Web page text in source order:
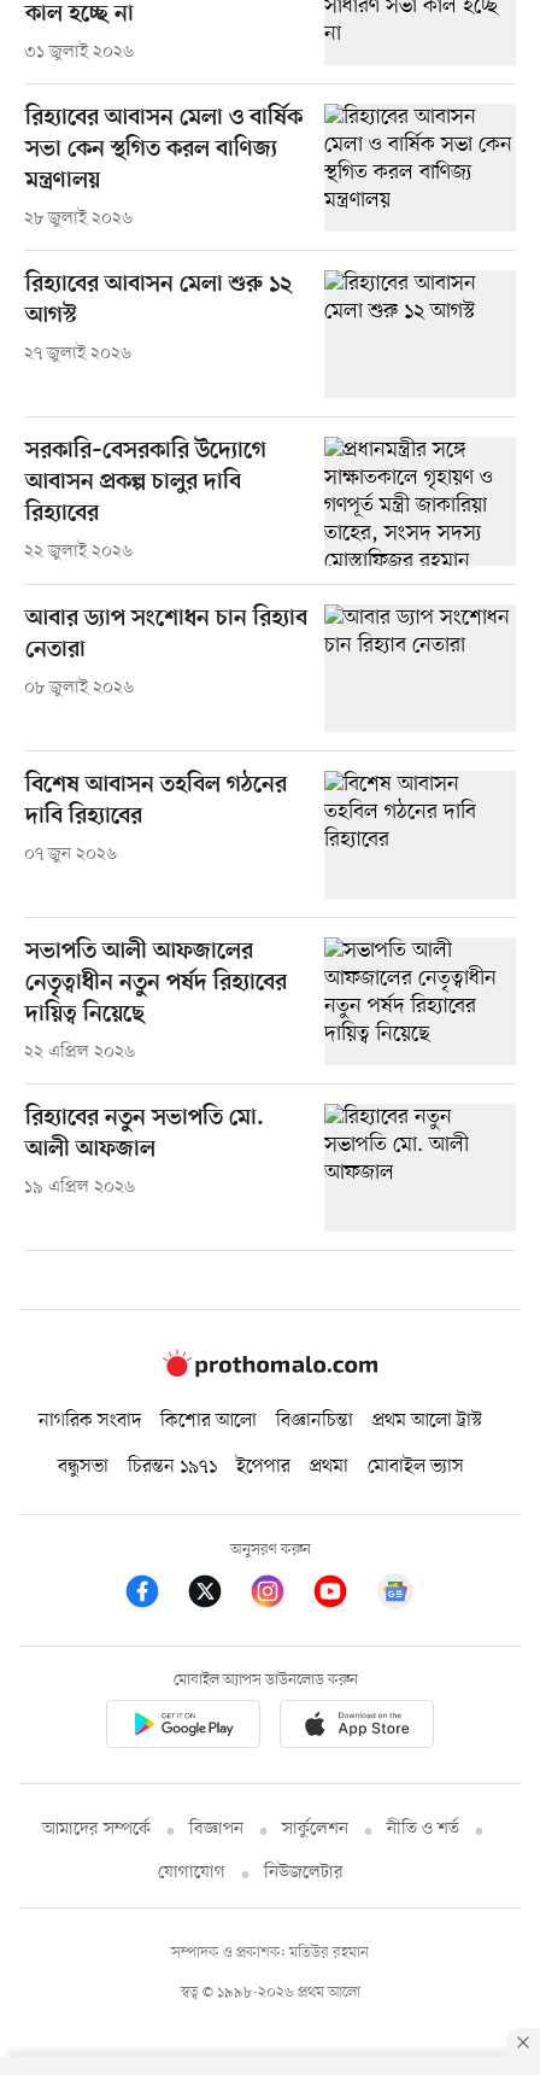
কাল হচ্ছে না
৩১ জুলাই ২০২৬
রিহ্যাবের আবাসন মেলা ও বার্ষিক
সভা কেন স্থগিত করল বাণিজ্য
মন্ত্রণালয়
২৮ জুলাই ২০২৬
রিহ্যাবের আবাসন মেলা শুরু ১২
আগস্ট
২৭ জুলাই ২০২৬
সরকারি–বেসরকারি উদ্যোগে
আবাসন প্রকল্প চালুর দাবি
রিহ্যাবের
২২ জুলাই ২০২৬
আবার ড্যাপ সংশোধন চান রিহ্যাব
নেতারা
০৮ জুলাই ২০২৬
বিশেষ আবাসন তহবিল গঠনের
দাবি রিহ্যাবের
০৭ জুন ২০২৬
সভাপতি আলী আফজালের
নেতৃত্বাধীন নতুন পর্ষদ রিহ্যাবের
দায়িত্ব নিয়েছে
২২ এপ্রিল ২০২৬
রিহ্যাবের নতুন সভাপতি মো.
আলী আফজাল
১৯ এপ্রিল ২০২৬
নাগরিক সংবাদ কিশোর আলো বিজ্ঞানচিন্তা
প্রথম আলো ট্রাস্ট
বন্ধুসভা
চিরন্তন ১৯৭১ ইপেপার প্রথমা মোবাইল ভ্যাস
অনুসরণ করুন
মোবাইল অ্যাপস ডাউনলোড করুন
আমাদের সম্পর্কে বিজ্ঞাপন সার্কুলেশন
নীতি ও শর্ত
যোগাযোগ
নিউজলেটার
স্বত্ব © ১৯৯৮-২০২৬ প্রথম আলো
সম্পাদক ও প্রকাশক: মতিউর রহমান